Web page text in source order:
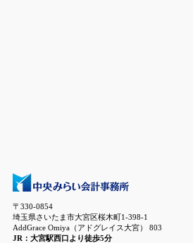
〒330-0854
埼玉県さいたま市大宮区桜木町1-398-1
AddGrace Omiya（アドグレイス大宮） 803
JR：大宮駅西口より徒歩5分